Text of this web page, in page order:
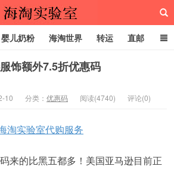
海淘实验室
婴儿奶粉 海淘世界 转运 直邮
饰额外7.5折优惠码
10 分类： 优惠码 阅读(4740) 评论(0)
淘实验室代购服务
来的比黑五都多！美国亚马逊目前正